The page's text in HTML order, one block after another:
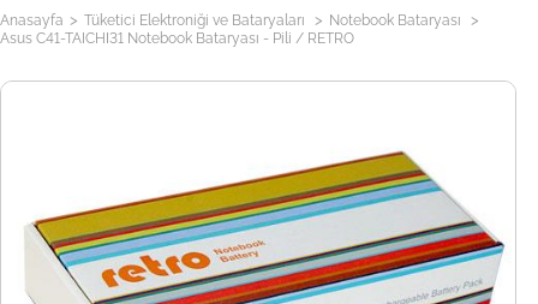
Anasayfa > Tüketici Elektroniği ve Bataryaları > Notebook Bataryası >
Asus C41-TAICHI31 Notebook Bataryası - Pili / RETRO